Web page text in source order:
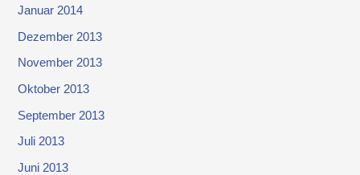
Januar 2014
Dezember 2013
November 2013
Oktober 2013
September 2013
Juli 2013
Juni 2013